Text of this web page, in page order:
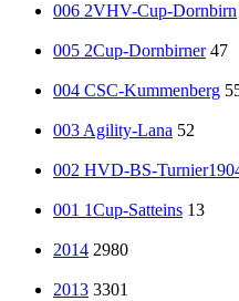
006 2VHV-Cup-Dornbirn
005 2Cup-Dornbirner 47
004 CSC-Kummenberg
003 Agility-Lana 52
002 HVD-BS-
001 1Cup-Satteins 13
2014 2980
2013 3301